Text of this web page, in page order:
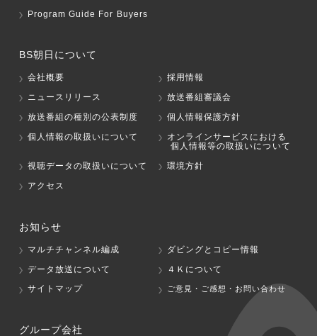
Program Guide For Buyers
BS朝日について
会社概要
採用情報
ニュースリリース
放送番組審議会
放送番組の種別の公表制度
個人情報保護方針
個人情報の取扱いについて
オンラインサービスにおける
個人情報等の取扱いについて
視聴データの取扱いについて
環境方針
アクセス
お知らせ
マルチチャンネル編成
ダビングとコピー情報
データ放送について
４Ｋについて
サイトマップ
ご意見・ご感想・お問い合わせ
グループ会社